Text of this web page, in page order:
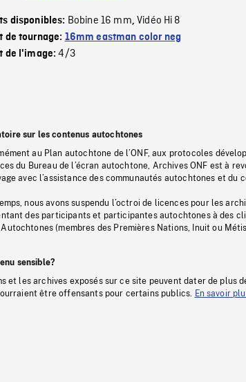
disponibles: Bobine 16 mm,Vidéo Hi 8
de tournage: 16mm eastman color neg
de l'image:4/3
sur les contenus autochtones
au Plan autochtone de l’ONF, aux protocoles
du Bureau de l’écran autochtone, Archives ONF est à
avec l’assistance des communautés autochtones et du
nous avons suspendu l’octroi de licences pour les
des participants et participantes autochtones à des
(membres des Premières Nations, Inuit ou
sensible?
et les archives exposés sur ce site peuvent dater de plus
être offensants pour certains publics. En savoir